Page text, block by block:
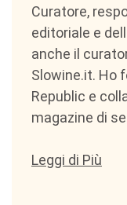
Curatore,
editoriale e
anche il
Slowine.it. Ho
Republic e
magazine di
Leggi di Più